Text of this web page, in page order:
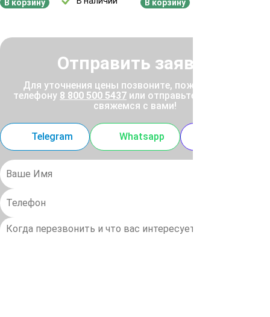
В корзину В корзину
Отправить заявку
Для уточнения цены позвоните, пожалуйста, по
телефону 8 800 500 5437 или отправьте заявку, и мы
свяжемся с вами!
Telegram Whatsapp